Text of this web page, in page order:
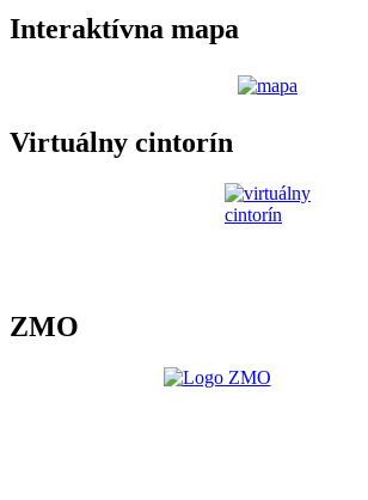
Interaktívna mapa
Virtuálny cintorín
ZMO